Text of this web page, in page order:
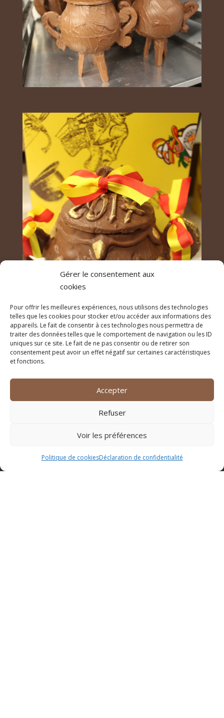
Gérer le consentement aux
cookies
Pour offrir les meilleures expériences, nous utilisons des technologies
telles que les cookies pour stocker et/ou accéder aux informations des
appareils. Le fait de consentir à ces technologies nous permettra de
traiter des données telles que le comportement de navigation ou les ID
uniques sur ce site. Le fait de ne pas consentir ou de retirer son
consentement peut avoir un effet négatif sur certaines caractéristiques
et fonctions.
Accepter
Refuser
Voir les préférences
Politique de cookiesDéclaration de confidentialité